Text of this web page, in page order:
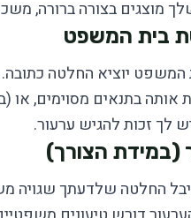
מוצגים בצורה ברורה,
יוציא החלטה
אותה בתנאים מסוימים,
לך זכות להגיש ערעור.
החלטה שלדעתך שגויה